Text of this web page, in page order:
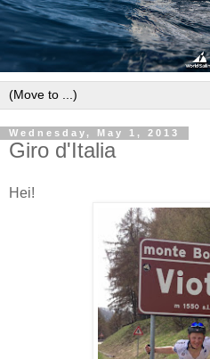
Wednesday, May 1, 2013
Giro d'Italia
Hei!